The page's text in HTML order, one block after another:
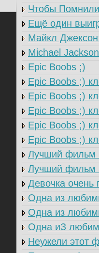
Чтобы
Ещё один
Майкл
Michael
Epic Boobs ;)
Epic Boobs ;)
Epic Boobs ;)
Epic Boobs ;)
Epic Boobs ;)
Epic Boobs ;)
Лучший фильм
Лучший фильм
Девочка очень
Одна из
Одна из
Одна иЗ
Неужели этот